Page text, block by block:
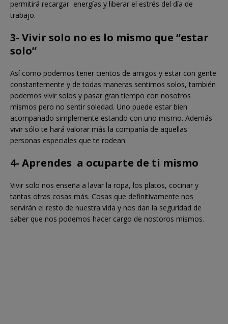
permitirá recargar energías y liberar el estrés del día de
trabajo.
3- Vivir solo no es lo mismo que “estar
solo”
Así como podemos tener cientos de amigos y estar con gente
constantemente y de todas maneras sentirnos solos, también
podemos vivir solos y pasar gran tiempo con nosotros
mismos pero no sentir soledad. Uno puede estar bien
acompañado simplemente estando con uno mismo. Además
vivir sólo te hará valorar más la compañía de aquellas
personas especiales que te rodean.
4- Aprendes a ocuparte de ti mismo
Vivir solo nos enseña a lavar la ropa, los platos, cocinar y
tantas otras cosas más. Cosas que definitivamente nos
servirán el resto de nuestra vida y nos dan la seguridad de
saber que nos podemos hacer cargo de nostoros mismos.